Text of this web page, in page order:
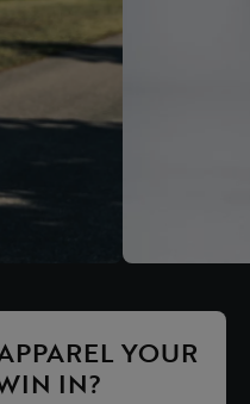
YOUR
IN?